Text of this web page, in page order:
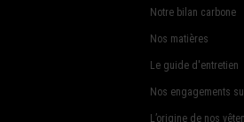
Notre bilan carbone
Nos matières
Le guide d'entretien
Nos engagements
L’origine de nos